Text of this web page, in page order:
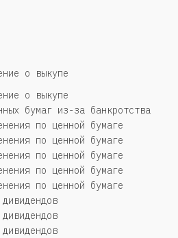
о выкупе
о выкупе
бумаг из-за банкротства
по ценной бумаге
по ценной бумаге
по ценной бумаге
по ценной бумаге
по ценной бумаге